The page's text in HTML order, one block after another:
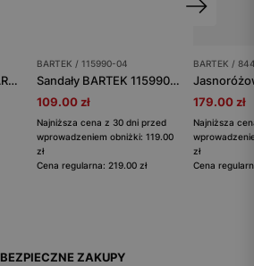
Trzewiki ocieplane BARTEK 14608006, dla dziewcząt, czarny
BARTEK / 115990-04
Sandały BARTEK 115990-04, dla chłopców, szary
109.00 zł
Najniższa cena z 30 dni przed
wprowadzeniem obniżki: 119.00
zł
Cena regularna: 219.00 zł
BARTEK /
179.00 zł
Najniższa
zł
Cena
BEZPIECZNE ZAKUPY